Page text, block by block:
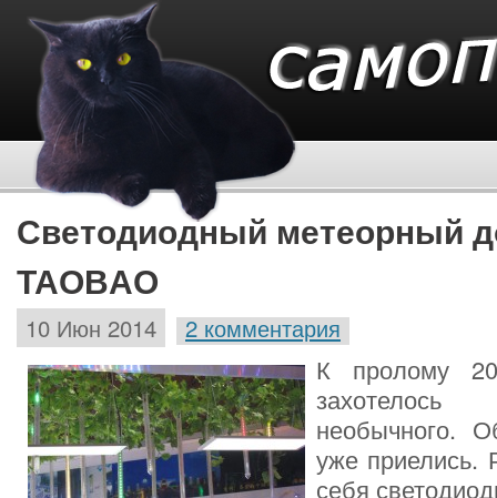
Светодиодный метеорный
TAOBAO
10 Июн 2014 2 комментария
К пролому
необычного.
уже приелись.
себя